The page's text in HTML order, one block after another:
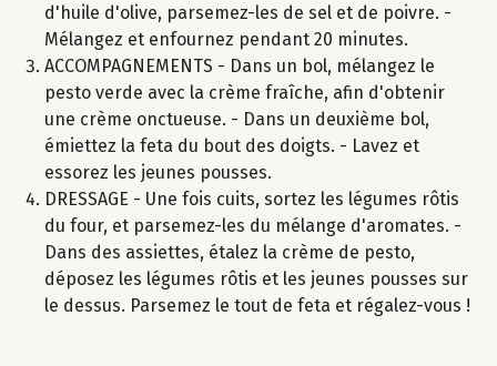
d'huile d'olive, parsemez-les de sel et de poivre. -
Mélangez et enfournez pendant 20 minutes.
ACCOMPAGNEMENTS - Dans un bol, mélangez le
pesto verde avec la crème fraîche, afin d'obtenir
une crème onctueuse. - Dans un deuxième bol,
émiettez la feta du bout des doigts. - Lavez et
essorez les jeunes pousses.
DRESSAGE - Une fois cuits, sortez les légumes rôtis
du four, et parsemez-les du mélange d'aromates. -
Dans des assiettes, étalez la crème de pesto,
déposez les légumes rôtis et les jeunes pousses sur
le dessus. Parsemez le tout de feta et régalez-vous !